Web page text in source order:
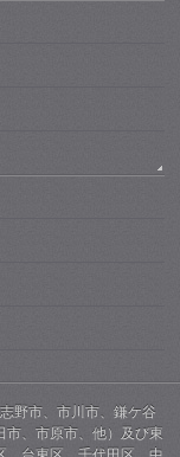
野市、市川市、鎌ケ谷
市、市原市、他）及び東